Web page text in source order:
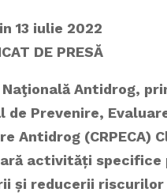
13 iulie 2022
DE PRESĂ
Antidrog,
de Prevenire,
Antidrog (CRPECA)
activități specifice
și reducerii